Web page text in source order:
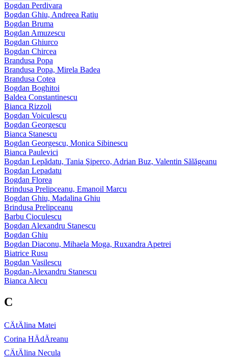
Bogdan Perdivara
Bogdan Ghiu, Andreea Ratiu
Bogdan Bruma
Bogdan Amuzescu
Bogdan Ghiurco
Bogdan Chircea
Brandusa Popa
Brandusa Popa, Mirela Badea
Brandusa Cotea
Bogdan Boghitoi
Baldea Constantinescu
Bianca Rizzoli
Bogdan Voiculescu
Bogdan Georgescu
Bianca Stanescu
Bogdan Georgescu, Monica Sibinescu
Bianca Paulevici
Bogdan Lepădatu, Tania Şiperco, Adrian Buz, Valentin Sălăgeanu
Bogdan Lepadatu
Bogdan Florea
Brindusa Prelipceanu, Emanoil Marcu
Bogdan Ghiu, Madalina Ghiu
Brindusa Prelipceanu
Barbu Cioculescu
Bogdan Alexandru Stanescu
Bogdan Ghiu
Bogdan Diaconu, Mihaela Moga, Ruxandra Apetrei
Biatrice Rusu
Bogdan Vasilescu
Bogdan-Alexandru Stanescu
Bianca Alecu
C
CÄtÄlina Matei
Corina HÄdÄreanu
CÄtÄlina Necula